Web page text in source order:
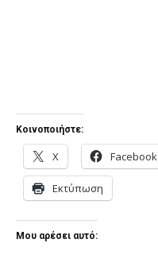
Κοινοποιήστε:
X Facebook
Εκτύπωση
Μου αρέσει αυτό: